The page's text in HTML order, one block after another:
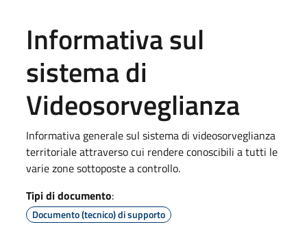
Informativa sul
sistema di
Videosorveglianza
Informativa generale sul sistema di videosorveglianza
territoriale attraverso cui rendere conoscibili a tutti le
varie zone sottoposte a controllo.
Tipi di documento:
Documento (tecnico) di supporto